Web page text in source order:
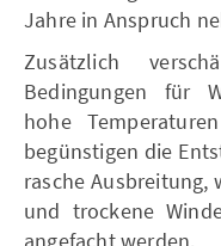
Jahre in Anspruch
Zusätzlich
Bedingungen für
hohe
begünstigen die
rasche Ausbreitung,
und trockene
angefacht werden.